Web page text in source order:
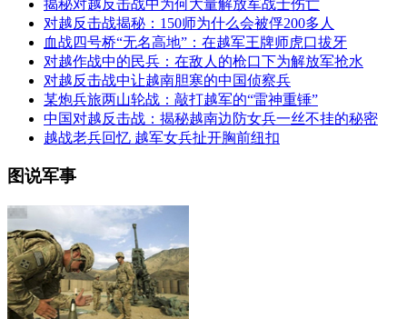
揭秘对越反击战中为何大量解放军战士伤亡
对越反击战揭秘：150师为什么会被俘200多人
血战四号桥“无名高地”：在越军王牌师虎口拔牙
对越作战中的民兵：在敌人的枪口下为解放军抢水
对越反击战中让越南胆寒的中国侦察兵
某炮兵旅两山轮战：敲打越军的“雷神重锤”
中国对越反击战：揭秘越南边防女兵一丝不挂的秘密
越战老兵回忆 越军女兵扯开胸前纽扣
图说军事